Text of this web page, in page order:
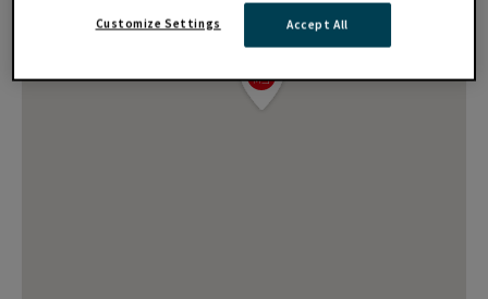
Accept All
Customize Settings